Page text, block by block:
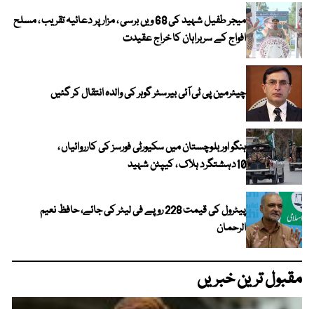
میجر طفیل شہید کی 68 ویں برسی ، مزار پر دعائیہ تقریب ، مسلح
افواج کے سربراہان کا خراج عقیدت
چیئرمین پی ٹی آئی بیرسٹر گوہر کی والدہ انتقال کر گئیں
ہنگو اور بلوچستان میں سکیورٹی فورسز کی کارروائیاں ،
10دہشتگرد ہلاک ، کیپٹن شہید
پیٹرول کی قیمت 228 روپے فی لیٹر کی جائے، حافظ نعیم
الرحمان
مقبول ترین خبریں